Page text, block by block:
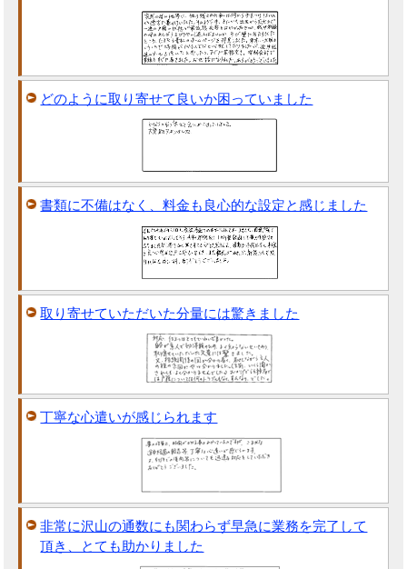
どのように取り寄せて良いか困っていました
書類に不備はなく、料金も良心的な設定と感じました
取り寄せていただいた分量には驚きました
丁寧な心遣いが感じられます
非常に沢山の通数にも関わらず早急に業務を完了して
頂き、とても助かりました